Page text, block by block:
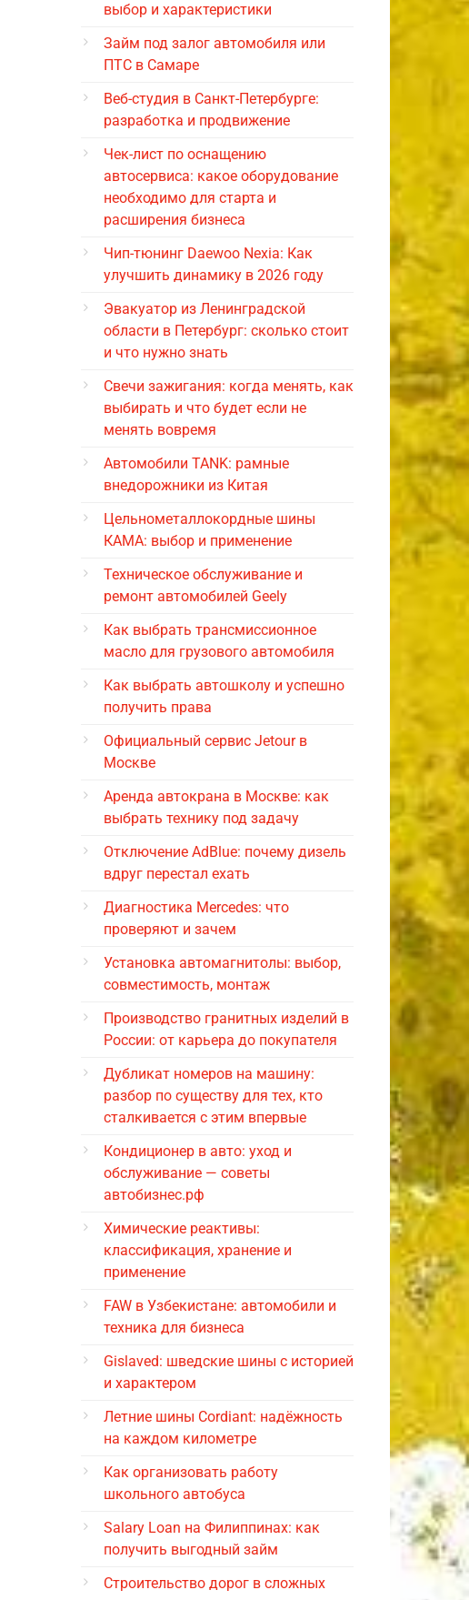
выбор и характеристики
Займ под залог автомобиля или
ПТС в Самаре
Веб-студия в Санкт-Петербурге:
разработка и продвижение
Чек-лист по оснащению
автосервиса: какое оборудование
необходимо для старта и
расширения бизнеса
Чип-тюнинг Daewoo Nexia: Как
улучшить динамику в 2026 году
Эвакуатор из Ленинградской
области в Петербург: сколько стоит
и что нужно знать
Свечи зажигания: когда менять, как
выбирать и что будет если не
менять вовремя
Автомобили TANK: рамные
внедорожники из Китая
Цельнометаллокордные шины
КАМА: выбор и применение
Техническое обслуживание и
ремонт автомобилей Geely
Как выбрать трансмиссионное
масло для грузового автомобиля
Как выбрать автошколу и успешно
получить права
Официальный сервис Jetour в
Москве
Аренда автокрана в Москве: как
выбрать технику под задачу
Отключение AdBlue: почему дизель
вдруг перестал ехать
Диагностика Mercedes: что
проверяют и зачем
Установка автомагнитолы: выбор,
совместимость, монтаж
Производство гранитных изделий в
России: от карьера до покупателя
Дубликат номеров на машину:
разбор по существу для тех, кто
сталкивается с этим впервые
Кондиционер в авто: уход и
обслуживание — советы
автобизнес.рф
Химические реактивы:
классификация, хранение и
применение
FAW в Узбекистане: автомобили и
техника для бизнеса
Gislaved: шведские шины с историей
и характером
Летние шины Cordiant: надёжность
на каждом километре
Как организовать работу
школьного автобуса
Salary Loan на Филиппинах: как
получить выгодный займ
Строительство дорог в сложных